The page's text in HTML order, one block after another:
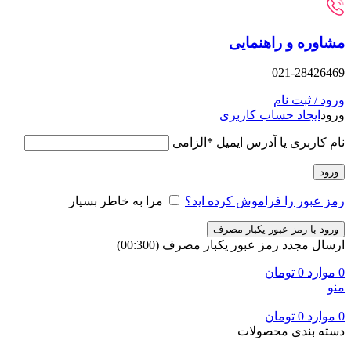
مشاوره و راهنمایی
021-28426469
ورود / ثبت نام
ورود ایجاد حساب کاربری
نام کاربری یا آدرس ایمیل * الزامی
ورود
رمز عبور را فراموش کرده اید؟ مرا به خاطر بسپار
ورود با رمز عبور یکبار مصرف
ارسال مجدد رمز عبور یکبار مصرف (00:
300
)
0 موارد 0 تومان
منو
0 موارد 0 تومان
دسته بندی محصولات